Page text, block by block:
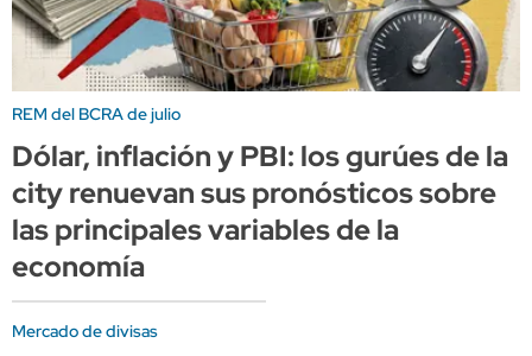
REM del BCRA de julio
Dólar, inflación y PBI: los gurúes de la
city renuevan sus pronósticos sobre
las principales variables de la
economía
Mercado de divisas